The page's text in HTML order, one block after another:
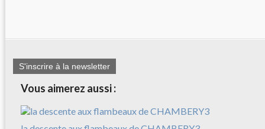
S'inscrire à la newsletter
Vous aimerez aussi :